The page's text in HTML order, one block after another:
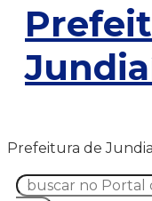
Prefeitura de